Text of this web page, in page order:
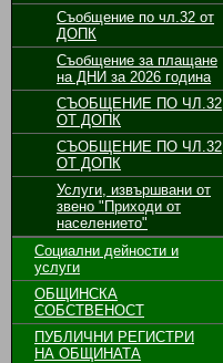
Съобщение по чл.32 от
ДОПК
Съобщение за плащане
на ДНИ за 2026 година
СЪОБЩЕНИЕ ПО ЧЛ.32
ОТ ДОПК
СЪОБЩЕНИЕ ПО ЧЛ.32
ОТ ДОПК
Услуги, извършвани от
звено "Приходи от
населението"
Социални дейности и
услуги
ОБЩИНСКА
СОБСТВЕНОСТ
ПУБЛИЧНИ РЕГИСТРИ
НА ОБЩИНАТА